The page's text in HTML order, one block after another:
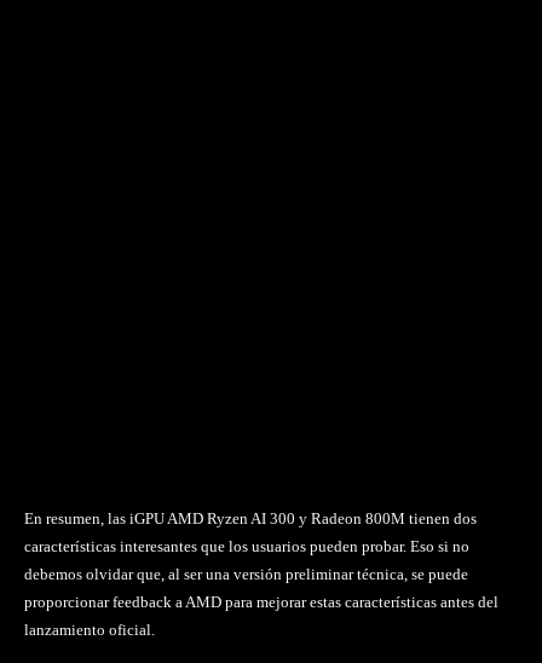
En resumen, las iGPU AMD Ryzen AI 300 y Radeon 800M tienen dos
características interesantes que los usuarios pueden probar. Eso si no
debemos olvidar que, al ser una versión preliminar técnica, se puede
proporcionar feedback a AMD para mejorar estas características antes del
lanzamiento oficial.